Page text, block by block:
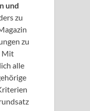
und
zu
zu
Mit
alle